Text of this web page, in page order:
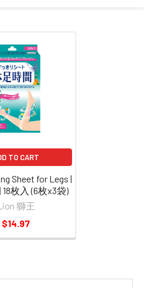
TO CART
Sheet for Legs |
枚入 (6枚x3袋)
獅王
$14.97